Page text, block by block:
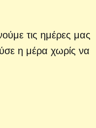
τις ημέρες μας
η μέρα χωρίς να